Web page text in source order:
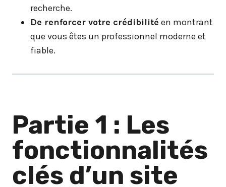
recherche.
De renforcer votre crédibilité en montrant
que vous êtes un professionnel moderne et
fiable.
Partie 1 : Les
fonctionnalités
clés d’un site